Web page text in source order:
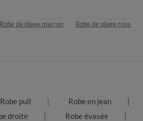
Robe de plage marron Robe de plage rose
Robe pull Robe en jean
droite Robe évasée